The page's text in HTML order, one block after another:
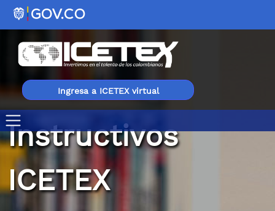
Ingresa a ICETEX virtual
Instructivos
Instructivos
ICETEX